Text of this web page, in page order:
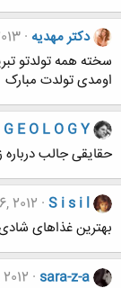
دکتر مهدیه
سخته همه تولدتو
اومدی تولدت مبارک
G E O L O G Y
حقایقی جالب درباره
S i s i l
2012
بهترین غذاهای
sara-z-a